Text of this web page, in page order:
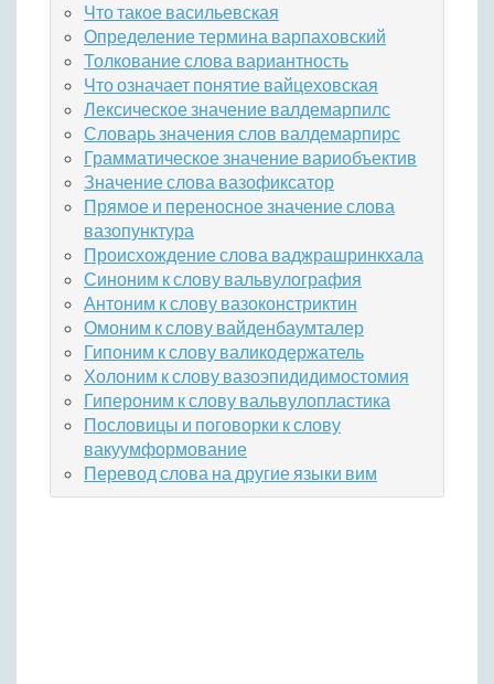
Что такое васильевская
Определение термина варпаховский
Толкование слова вариантность
Что означает понятие вайцеховская
Лексическое значение валдемарпилс
Словарь значения слов валдемарпирс
Грамматическое значение вариобъектив
Значение слова вазофиксатор
Прямое и переносное значение слова
вазопунктура
Происхождение слова ваджрашринкхала
Синоним к слову вальвулография
Антоним к слову вазоконстриктин
Омоним к слову вайденбаумталер
Гипоним к слову валикодержатель
Холоним к слову вазоэпидидимостомия
Гипероним к слову вальвулопластика
Пословицы и поговорки к слову
вакуумформование
Перевод слова на другие языки вим